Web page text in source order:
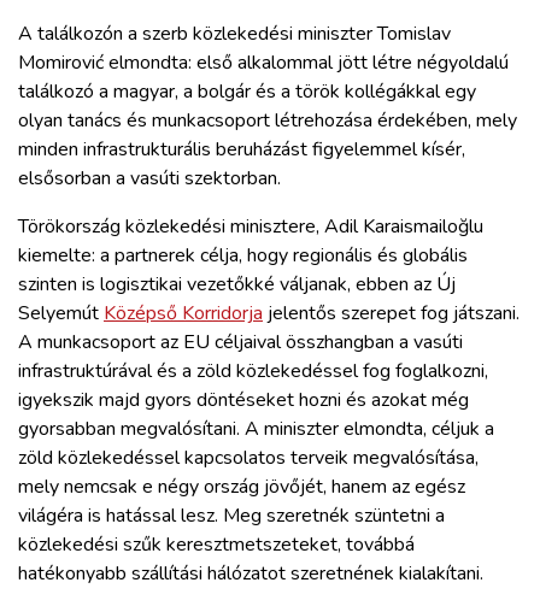
A találkozón a szerb közlekedési miniszter Tomislav
Momirović elmondta: első alkalommal jött létre négyoldalú
találkozó a magyar, a bolgár és a török kollégákkal egy
olyan tanács és munkacsoport létrehozása érdekében, mely
minden infrastrukturális beruházást figyelemmel kísér,
elsősorban a vasúti szektorban.
Törökország közlekedési minisztere, Adil Karaismailoğlu
kiemelte: a partnerek célja, hogy regionális és globális
szinten is logisztikai vezetőkké váljanak, ebben az Új
Selyemút Középső Korridorja jelentős szerepet fog játszani.
A munkacsoport az EU céljaival összhangban a vasúti
infrastruktúrával és a zöld közlekedéssel fog foglalkozni,
igyekszik majd gyors döntéseket hozni és azokat még
gyorsabban megvalósítani. A miniszter elmondta, céljuk a
zöld közlekedéssel kapcsolatos terveik megvalósítása,
mely nemcsak e négy ország jövőjét, hanem az egész
világéra is hatással lesz. Meg szeretnék szüntetni a
közlekedési szűk keresztmetszeteket, továbbá
hatékonyabb szállítási hálózatot szeretnének kialakítani.